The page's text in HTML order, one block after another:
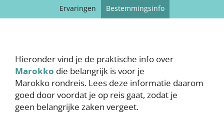
Ervaringen Bestemmingsinfo
Hieronder vind je de praktische info over
Marokko die belangrijk is voor je
Marokko rondreis. Lees deze informatie daarom
goed door voordat je op reis gaat, zodat je
geen belangrijke zaken vergeet.